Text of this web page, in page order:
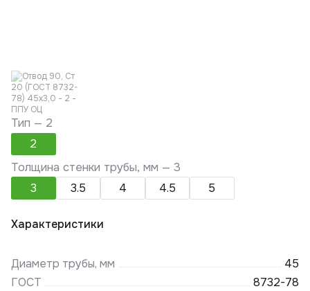
Тип — 2
2
Толщина стенки трубы, мм —3
3
3.5 4 4.5 5
Характеристики
Диаметр трубы, мм
45
ГОСТ
8732-78